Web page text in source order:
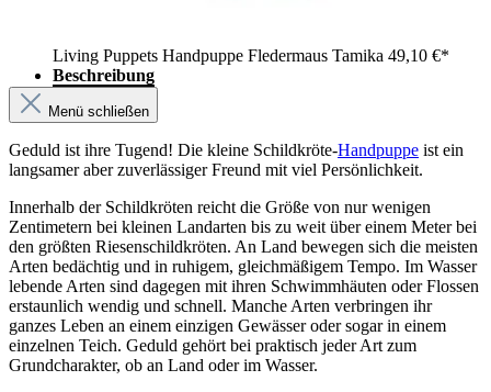
Living Puppets Handpuppe Fledermaus Tamika 49,10 €*
Beschreibung
Menü schließen
Geduld ist ihre Tugend! Die kleine Schildkröte-Handpuppe ist ein
langsamer aber zuverlässiger Freund mit viel Persönlichkeit.
Innerhalb der Schildkröten reicht die Größe von nur wenigen
Zentimetern bei kleinen Landarten bis zu weit über einem Meter bei
den größten Riesenschildkröten. An Land bewegen sich die meisten
Arten bedächtig und in ruhigem, gleichmäßigem Tempo. Im Wasser
lebende Arten sind dagegen mit ihren Schwimmhäuten oder Flossen
erstaunlich wendig und schnell. Manche Arten verbringen ihr
ganzes Leben an einem einzigen Gewässer oder sogar in einem
einzelnen Teich. Geduld gehört bei praktisch jeder Art zum
Grundcharakter, ob an Land oder im Wasser.